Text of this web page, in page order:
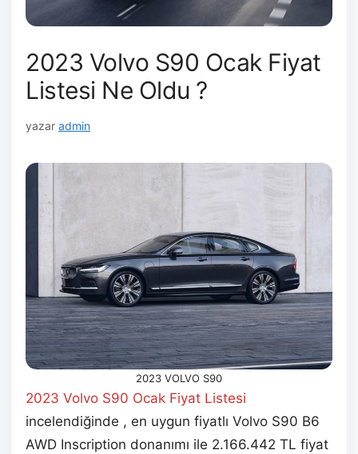
2023 Volvo S90 Ocak Fiyat
Listesi Ne Oldu ?
yazar admin
2023 VOLVO S90
2023 Volvo S90 Ocak Fiyat Listesi
incelendiğinde , en uygun fiyatlı Volvo S90 B6
AWD Inscription donanımı ile 2.166.442 TL fiyat